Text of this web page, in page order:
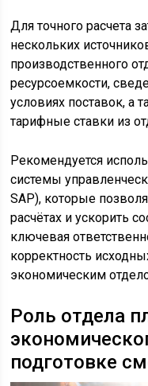
Для точного расчета
нескольких
производственного
ресурсоемкости,
условиях поставок, а
тарифные ставки из
Рекомендуется
системы
SAP), которые
расчётах и ускорить
ключевая
корректность
экономическим
Роль отдела
подготовке